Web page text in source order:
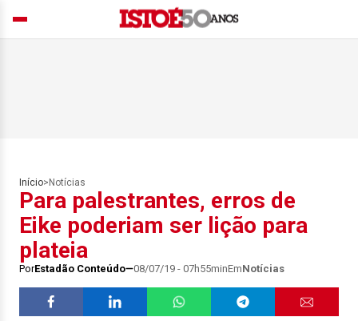
Início> Notícias
Para palestrantes, erros de
Eike poderiam ser lição para
plateia
PorEstadão Conteúdo 08/07/19 - 07h55minEmNotícias